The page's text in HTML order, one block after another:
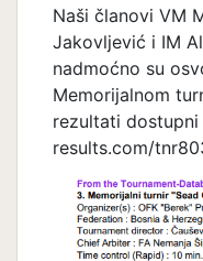
Naši članovi VM
Jakovljević i IM
nadmoćno su
Memorijalnom
rezultati
results.com/